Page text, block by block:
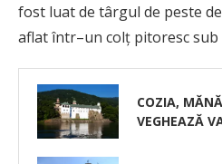
fost luat de târgul de peste
aflat într–un colț pitoresc sub
COZIA,
VEGHEAZĂ